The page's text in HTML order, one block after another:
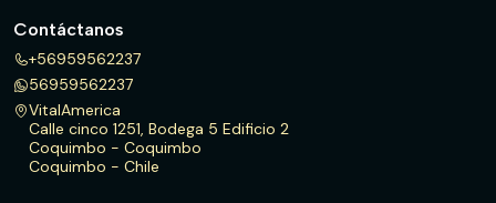
Contáctanos
+56959562237
56959562237
VitalAmerica
Calle cinco 1251, Bodega 5 Edificio 2
Coquimbo - Coquimbo
Coquimbo - Chile